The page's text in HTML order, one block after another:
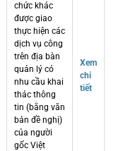
chức khác
được giao
thực hiện các
dịch vụ công
trên địa bàn
quản lý có
nhu cầu khai
thác thông
tin (bằng văn
bản đề nghị)
của người
gốc Việt
Xem
chi
tiết